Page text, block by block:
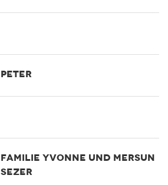
PETER
FAMILIE YVONNE UND MERSUN
SEZER